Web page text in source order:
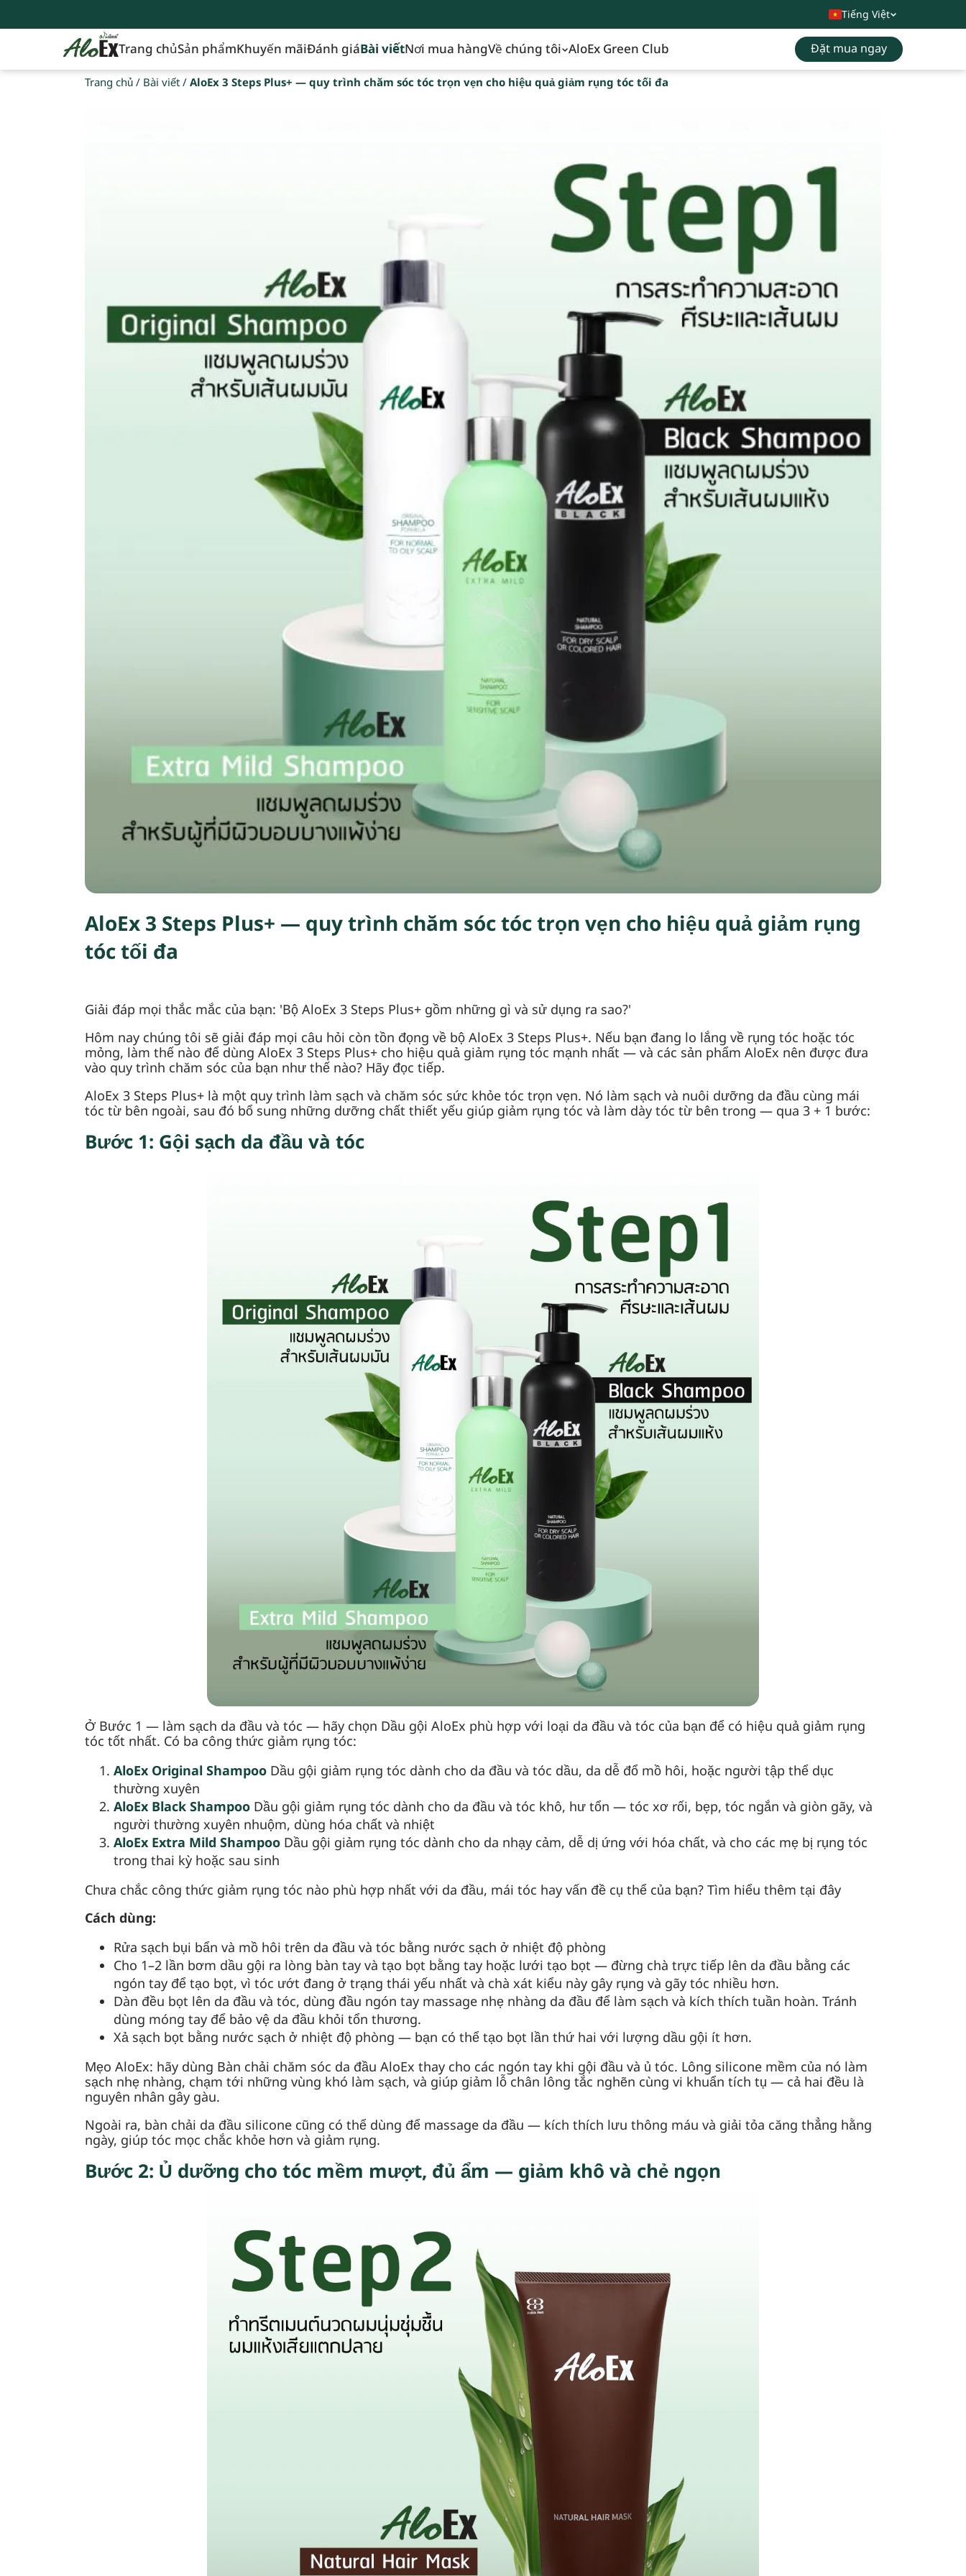
Tiếng Việt
Trang chủSản phẩmKhuyến mãiĐánh giáBài viếtNơi mua hàngVề chúng tôi AloEx Green Club Đặt mua ngay
Trang chủ/ Bài viết/AloEx 3 Steps Plus+ — quy trình chăm sóc tóc trọn vẹn cho hiệu quả giảm rụng tóc tối đa
AloEx 3 Steps Plus+ — quy trình chăm sóc tóc trọn vẹn cho hiệu quả giảm rụng
tóc tối đa
Giải đáp mọi thắc mắc của bạn: 'Bộ AloEx 3 Steps Plus+ gồm những gì và sử dụng ra sao?'
Hôm nay chúng tôi sẽ giải đáp mọi câu hỏi còn tồn đọng về bộ AloEx 3 Steps Plus+. Nếu bạn đang lo lắng về rụng tóc hoặc tóc
mỏng, làm thế nào để dùng AloEx 3 Steps Plus+ cho hiệu quả giảm rụng tóc mạnh nhất — và các sản phẩm AloEx nên được đưa
vào quy trình chăm sóc của bạn như thế nào? Hãy đọc tiếp.
AloEx 3 Steps Plus+ là một quy trình làm sạch và chăm sóc sức khỏe tóc trọn vẹn. Nó làm sạch và nuôi dưỡng da đầu cùng mái
tóc từ bên ngoài, sau đó bổ sung những dưỡng chất thiết yếu giúp giảm rụng tóc và làm dày tóc từ bên trong — qua 3 + 1 bước:
Bước 1: Gội sạch da đầu và tóc
Ở Bước 1 — làm sạch da đầu và tóc — hãy chọn Dầu gội AloEx phù hợp với loại da đầu và tóc của bạn để có hiệu quả giảm rụng
tóc tốt nhất. Có ba công thức giảm rụng tóc:
AloEx Original Shampoo Dầu gội giảm rụng tóc dành cho da đầu và tóc dầu, da dễ đổ mồ hôi, hoặc người tập thể dục
thường xuyên
AloEx Black Shampoo Dầu gội giảm rụng tóc dành cho da đầu và tóc khô, hư tổn — tóc xơ rối, bẹp, tóc ngắn và giòn gãy, và
người thường xuyên nhuộm, dùng hóa chất và nhiệt
AloEx Extra Mild Shampoo Dầu gội giảm rụng tóc dành cho da nhạy cảm, dễ dị ứng với hóa chất, và cho các mẹ bị rụng tóc
trong thai kỳ hoặc sau sinh
Chưa chắc công thức giảm rụng tóc nào phù hợp nhất với da đầu, mái tóc hay vấn đề cụ thể của bạn? Tìm hiểu thêm tại đây
Cách dùng:
Rửa sạch bụi bẩn và mồ hôi trên da đầu và tóc bằng nước sạch ở nhiệt độ phòng
Cho 1–2 lần bơm dầu gội ra lòng bàn tay và tạo bọt bằng tay hoặc lưới tạo bọt — đừng chà trực tiếp lên da đầu bằng các
ngón tay để tạo bọt, vì tóc ướt đang ở trạng thái yếu nhất và chà xát kiểu này gây rụng và gãy tóc nhiều hơn.
Dàn đều bọt lên da đầu và tóc, dùng đầu ngón tay massage nhẹ nhàng da đầu để làm sạch và kích thích tuần hoàn. Tránh
dùng móng tay để bảo vệ da đầu khỏi tổn thương.
Xả sạch bọt bằng nước sạch ở nhiệt độ phòng — bạn có thể tạo bọt lần thứ hai với lượng dầu gội ít hơn.
Mẹo AloEx: hãy dùng Bàn chải chăm sóc da đầu AloEx thay cho các ngón tay khi gội đầu và ủ tóc. Lông silicone mềm của nó làm
sạch nhẹ nhàng, chạm tới những vùng khó làm sạch, và giúp giảm lỗ chân lông tắc nghẽn cùng vi khuẩn tích tụ — cả hai đều là
nguyên nhân gây gàu.
Ngoài ra, bàn chải da đầu silicone cũng có thể dùng để massage da đầu — kích thích lưu thông máu và giải tỏa căng thẳng hằng
ngày, giúp tóc mọc chắc khỏe hơn và giảm rụng.
Bước 2: Ủ dưỡng cho tóc mềm mượt, đủ ẩm — giảm khô và chẻ ngọn